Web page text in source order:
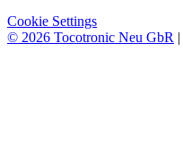
Cookie Settings
© 2026 Tocotronic Neu GbR |